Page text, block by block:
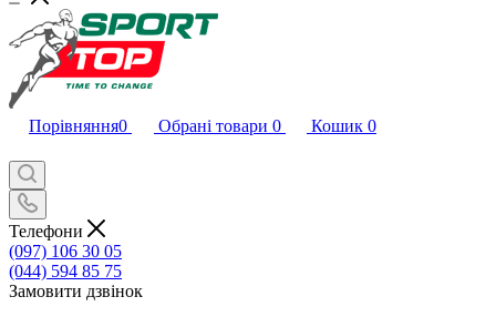
Порівняння0 Обрані товари 0 Кошик 0
Телефони
(097) 106 30 05
(044) 594 85 75
Замовити дзвінок